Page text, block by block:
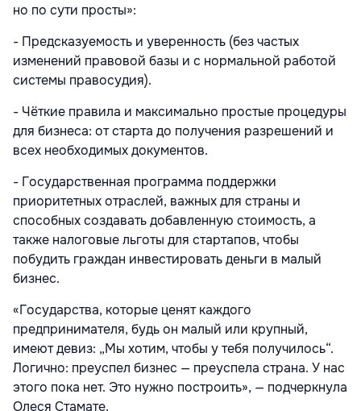
но по сути просты»:
- Предсказуемость и уверенность (без частых
изменений правовой базы и с нормальной работой
системы правосудия).
- Чёткие правила и максимально простые процедуры
для бизнеса: от старта до получения разрешений и
всех необходимых документов.
- Государственная программа поддержки
приоритетных отраслей, важных для страны и
способных создавать добавленную стоимость, а
также налоговые льготы для стартапов, чтобы
побудить граждан инвестировать деньги в малый
бизнес.
«Государства, которые ценят каждого
предпринимателя, будь он малый или крупный,
имеют девиз: „Мы хотим, чтобы у тебя получилось“.
Логично: преуспел бизнес — преуспела страна. У нас
этого пока нет. Это нужно построить», — подчеркнула
Олеся Стамате.